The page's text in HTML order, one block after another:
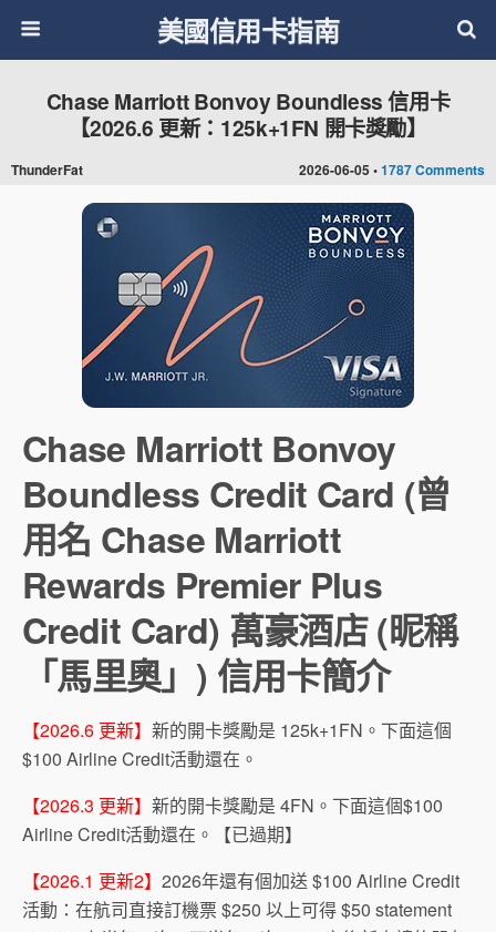
美國信用卡指南
2026-06-05 •1787 Comments
Chase Marriott Bonvoy Boundless 信用卡
【2026.6 更新：125k+1FN 開卡獎勵】
ThunderFat
Chase Marriott Bonvoy
Boundless Credit Card (曾
用名 Chase Marriott
Rewards Premier Plus
Credit Card) 萬豪酒店 (昵稱
「馬里奧」) 信用卡簡介
【2026.6 更新】 新的開卡獎勵是 125k+1FN。下面這個
$100 Airline Credit活動還在。
【2026.3 更新】 新的開卡獎勵是 4FN。下面這個$100
Airline Credit活動還在。【已過期】
【2026.1 更新2】 2026年還有個加送 $100 Airline Credit
活動：在航司直接訂機票 $250 以上可得 $50 statement